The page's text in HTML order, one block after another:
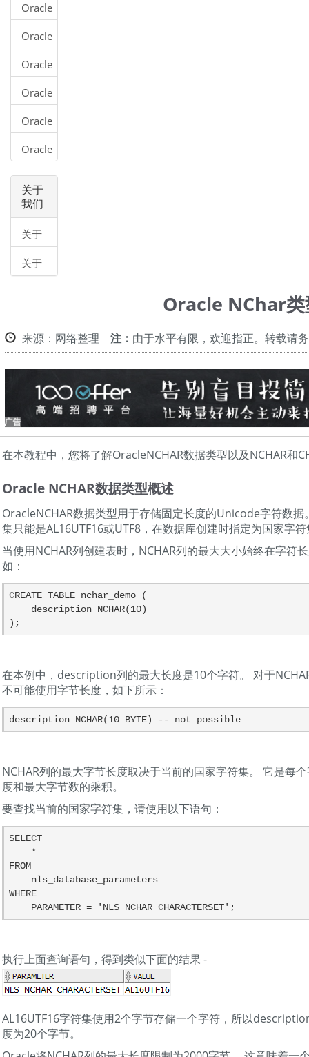
列定
义
Oracle
表
Oracle
名表
Oracle
类型
Oracle
类型
Oracle
类型
Oracle
类型
关于
我们
关于
关于
Oracle NChar类
来源：网络整理 注： 由于水平有限，欢迎指正。转载请
在本教程中，您将了解OracleNCHAR数据类型以及NCHAR和
Oracle NCHAR数据类型概述
OracleNCHAR数据类型用于存储固定长度的Unicode字符数据
集只能是AL16UTF16或UTF8，在数据库创建时指定为国家字
当使用NCHAR列创建表时，NCHAR列的最大大小始终在字符
如：
CREATE TABLE nchar_demo (
);
在本例中，description列的最大长度是10个字符。 对于
不可能使用字节长度，如下所示：
description NCHAR(10 BYTE) -- not possible
NCHAR列的最大字节长度取决于当前的国家字符集。 它是每
度和最大字节数的乘积。
要查找当前的国家字符集，请使用以下语句：
SELECT
FROM
WHERE
    PARAMETER = 'NLS_NCHAR_CHARACTERSET';
执行上面查询语句，得到类似下面的结果 -
AL16UTF16字符集使用2个字节存储一个字符，所以
度为20个字节。